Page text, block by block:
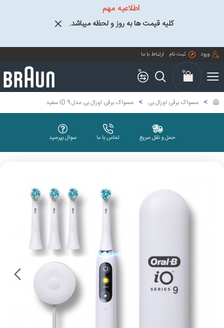
اطلاعیه مهم
کلیه قیمت ها به روز و لحظه میباشد.
ورود ثبت نام ارتباط با ما
0 0
مسواک برقی اورال بی مسواک برقی اورال بی مدل iO 9 سفید
حمل و نقل سریع تماس با ما سوال بپرسید